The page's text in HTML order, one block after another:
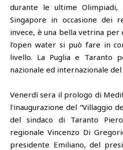
durante le ultime Olimpiadi,
Singapore in occasione dei
invece, è una bella vetrina
l'open water si può fare in
livello. La Puglia e Taranto
nazionale ed internazionale
Venerdì sera il prologo di
l'inaugurazione del “Villaggio
del sindaco di Taranto
regionale Vincenzo Di
presidente Emiliano, del